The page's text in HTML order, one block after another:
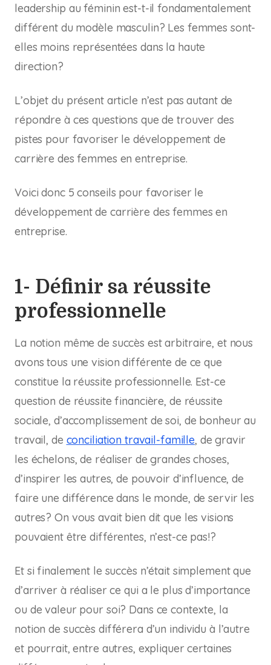
leadership au féminin est-t-il fondamentalement
différent du modèle masculin? Les femmes sont-
elles moins représentées dans la haute
direction?
L’objet du présent article n’est pas autant de
répondre à ces questions que de trouver des
pistes pour favoriser le développement de
carrière des femmes en entreprise.
Voici donc 5 conseils pour favoriser le
développement de carrière des femmes en
entreprise.
1- Définir sa réussite
professionnelle
La notion même de succès est arbitraire, et nous
avons tous une vision différente de ce que
constitue la réussite professionnelle. Est-ce
question de réussite financière, de réussite
sociale, d’accomplissement de soi, de bonheur au
travail, de conciliation travail-famille, de gravir
les échelons, de réaliser de grandes choses,
d’inspirer les autres, de pouvoir d’influence, de
faire une différence dans le monde, de servir les
autres? On vous avait bien dit que les visions
pouvaient être différentes, n’est-ce pas!?
Et si finalement le succès n’était simplement que
d’arriver à réaliser ce qui a le plus d’importance
ou de valeur pour soi? Dans ce contexte, la
notion de succès différera d’un individu à l’autre
et pourrait, entre autres, expliquer certaines